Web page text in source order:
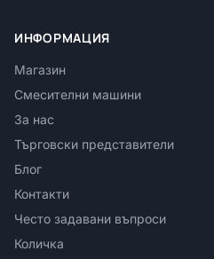
ИНФОРМАЦИЯ
Магазин
Смесителни машини
За нас
Търговски представители
Блог
Контакти
Често задавани въпроси
Количка